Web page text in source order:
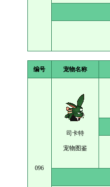
编号 宠物名称
096
司卡特
宠物图鉴